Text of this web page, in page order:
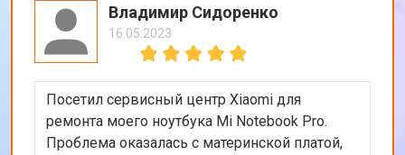
Владимир Сидоренко
16.05.2023
Посетил сервисный центр Xiaomi для
ремонта моего ноутбука Mi Notebook Pro.
Проблема оказалась с материнской платой,